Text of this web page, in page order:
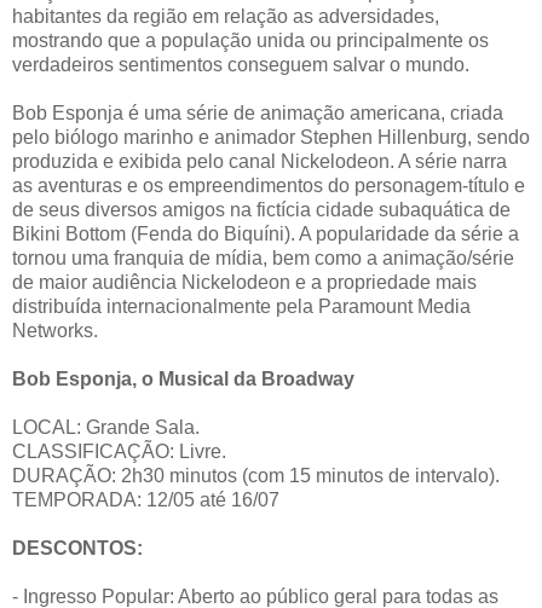
habitantes da região em relação as adversidades,
mostrando que a população unida ou principalmente os
verdadeiros sentimentos conseguem salvar o mundo.
Bob Esponja é uma série de animação americana, criada
pelo biólogo marinho e animador Stephen Hillenburg, sendo
produzida e exibida pelo canal Nickelodeon. A série narra
as aventuras e os empreendimentos do personagem-título e
de seus diversos amigos na fictícia cidade subaquática de
Bikini Bottom (Fenda do Biquíni). A popularidade da série a
tornou uma franquia de mídia, bem como a animação/série
de maior audiência Nickelodeon e a propriedade mais
distribuída internacionalmente pela Paramount Media
Networks.
Bob Esponja, o Musical da Broadway
LOCAL: Grande Sala.
CLASSIFICAÇÃO: Livre.
DURAÇÃO: 2h30 minutos (com 15 minutos de intervalo).
TEMPORADA: 12/05 até 16/07
DESCONTOS:
- Ingresso Popular: Aberto ao público geral para todas as